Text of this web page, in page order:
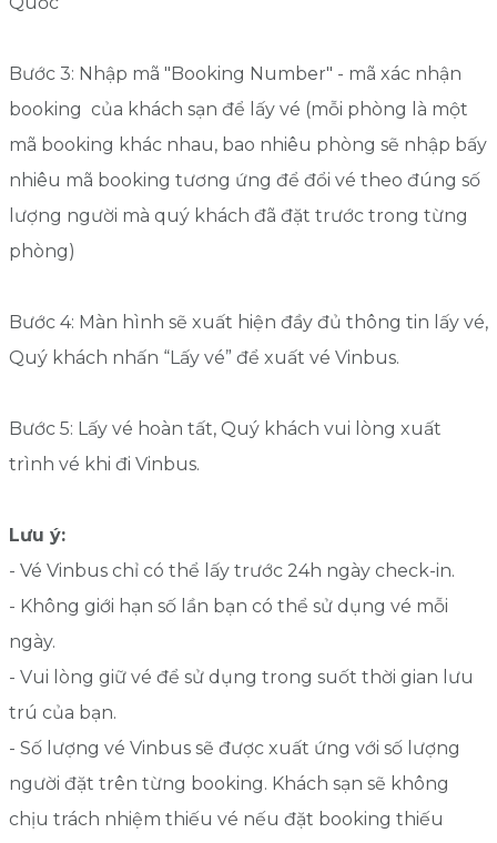
Bước 3: Nhập mã "Booking Number" - mã xác nhận
booking của khách sạn để lấy vé (mỗi phòng là một
mã booking khác nhau, bao nhiêu phòng sẽ nhập bấy
nhiêu mã booking tương ứng để đổi vé theo đúng số
lượng người mà quý khách đã đặt trước trong từng
phòng)
Bước 4: Màn hình sẽ xuất hiện đầy đủ thông tin lấy vé,
Quý khách nhấn “Lấy vé” để xuất vé Vinbus.
Bước 5: Lấy vé hoàn tất, Quý khách vui lòng xuất
trình vé khi đi Vinbus.
Lưu ý:
- Vé Vinbus chỉ có thể lấy trước 24h ngày check-in.
- Không giới hạn số lần bạn có thể sử dụng vé mỗi
ngày.
- Vui lòng giữ vé để sử dụng trong suốt thời gian lưu
trú của bạn.
- Số lượng vé Vinbus sẽ được xuất ứng với số lượng
người đặt trên từng booking. Khách sạn sẽ không
chịu trách nhiệm thiếu vé nếu đặt booking thiếu